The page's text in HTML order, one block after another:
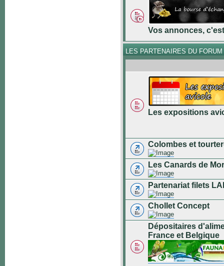
Vos annonces,
LES PARTENAIRES DU FORUM
Les expositions
Colombes et
Les Canards de
Partenariat filets
Chollet Concept
Dépositaires
France et Belgique